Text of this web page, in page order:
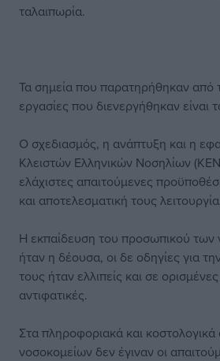
ταλαιπωρία.
Τα σημεία που παρατηρήθηκαν από
εργασίες που διενεργήθηκαν είναι
Ο σχεδιασμός, η ανάπτυξη και η
Κλειστών Ελληνικών Νοσηλίων
ελάχιστες απαιτούμενες
και αποτελεσματική τους
Η εκπαίδευση του προσωπικού των
ήταν η δέουσα, οι δε οδηγίες για
τους ήταν ελλιπείς και σε
αντιφατικές.
Στα πληροφοριακά και
νοσοκομείων δεν έγιναν οι